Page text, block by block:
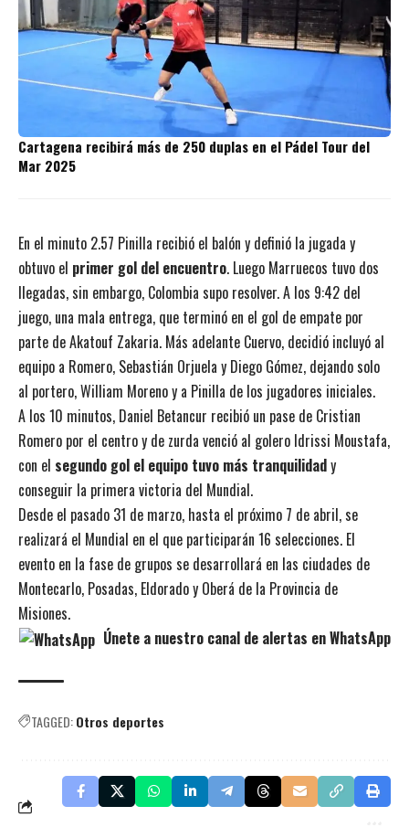
Cartagena recibirá más de 250 duplas en el Pádel Tour del
Mar 2025
En el minuto 2.57 Pinilla recibió el balón y definió la jugada y
obtuvo el primer gol del encuentro. Luego Marruecos tuvo dos
llegadas, sin embargo, Colombia supo resolver. A los 9:42 del
juego, una mala entrega, que terminó en el gol de empate por
parte de Akatouf Zakaria. Más adelante Cuervo, decidió incluyó al
equipo a Romero, Sebastián Orjuela y Diego Gómez, dejando solo
al portero, William Moreno y a Pinilla de los jugadores iniciales.
A los 10 minutos, Daniel Betancur recibió un pase de Cristian
Romero por el centro y de zurda venció al golero Idrissi Moustafa,
con el segundo gol el equipo tuvo más tranquilidady
conseguir la primera victoria del Mundial.
Desde el pasado 31 de marzo, hasta el próximo 7 de abril, se
realizará el Mundial en el que participarán 16 selecciones. El
evento en la fase de grupos se desarrollará en las ciudades de
Montecarlo, Posadas, Eldorado y Oberá de la Provincia de
Misiones.
Únete a nuestro canal de alertas en WhatsApp
TAGGED:Otros deportes